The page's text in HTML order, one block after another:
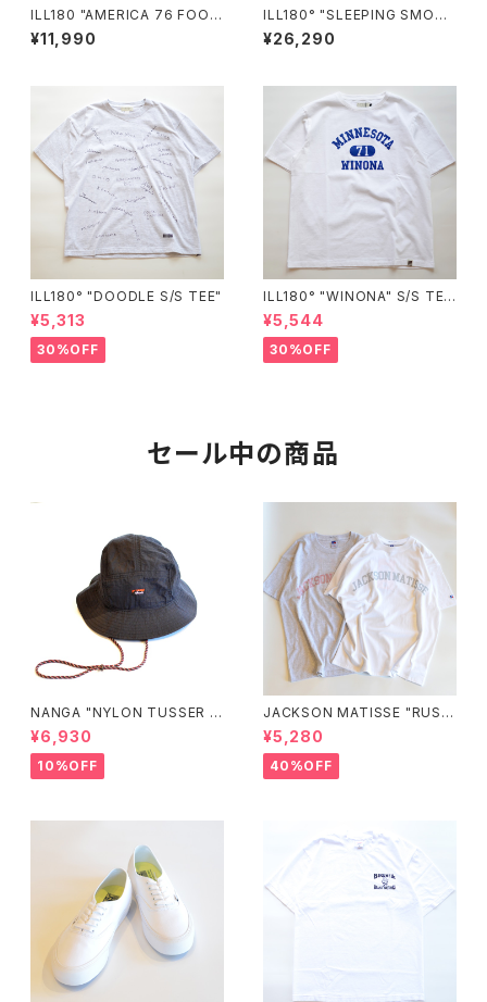
ILL180 "AMERICA 76 FOOT
BALL TEE"
¥11,990
ILL180° "SLEEPING SMOC
K"
¥26,290
ILL180° "DOODLE S/S TEE"
¥5,313
30%OFF
ILL180° "WINONA" S/S TE
E"
¥5,544
30%OFF
セール中の商品
NANGA "NYLON TUSSER S
UNSHADE HAT"
¥6,930
10%OFF
JACKSON MATISSE "RUSS
ELL ATHLETIC×JM Logo T
ee"
¥5,280
40%OFF